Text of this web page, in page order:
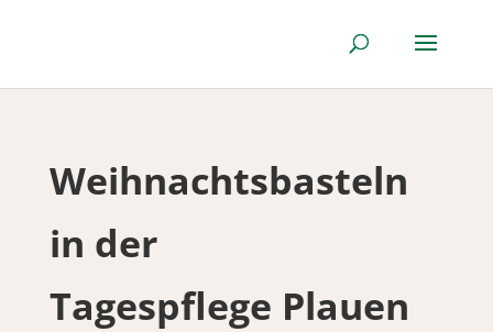
Weihnachtsbasteln
in der
Tagespflege Plauen